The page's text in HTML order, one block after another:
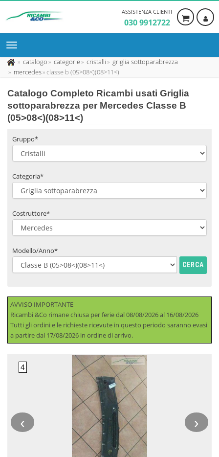
ASSISTENZA CLIENTI
030 9912722
catalogo categorie cristalli
griglia sottoparabrezza
mercedes classe b (05>08<)(08>11<)
Catalogo Completo Ricambi usati Griglia
sottoparabrezza per Mercedes Classe B
(05>08<)(08>11<)
Gruppo*
Categoria*
Costruttore*
Modello/Anno*
CERCA
AVVISO IMPORTANTE
Ricambi &Co rimane chiusa per ferie dal 08/08/2026 al 16/08/2026
Tutti gli ordini e le richieste ricevute in questo periodo saranno evasi
a partire dal 17/08/2026 in ordine di arrivo.
‹ ›